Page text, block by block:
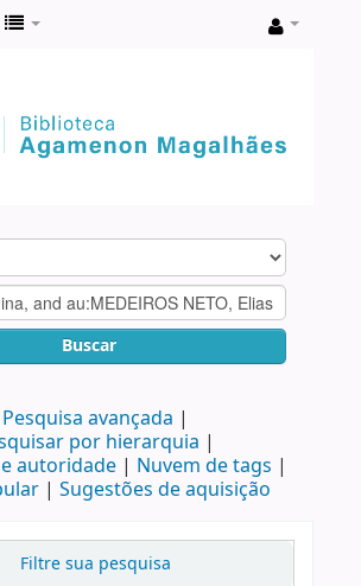
Buscar
Pesquisa avançada
por hierarquia
autoridade
Nuvem de tags
Sugestões de aquisição
Filtre sua pesquisa